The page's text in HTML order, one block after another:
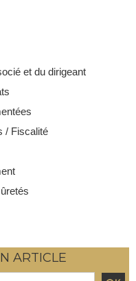
et du dirigeant
/ Fiscalité
ARTICLE